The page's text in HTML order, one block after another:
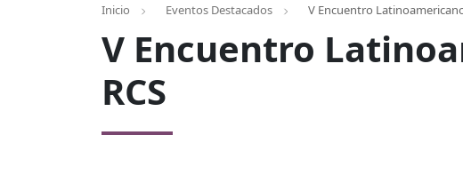
Inicio Eventos Destacados V Encuentro
V Encuentro
RCS